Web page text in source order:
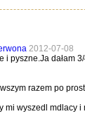
2012-07-08
i pyszne.Ja dałam
razem po
mi wyszedl mdlacy